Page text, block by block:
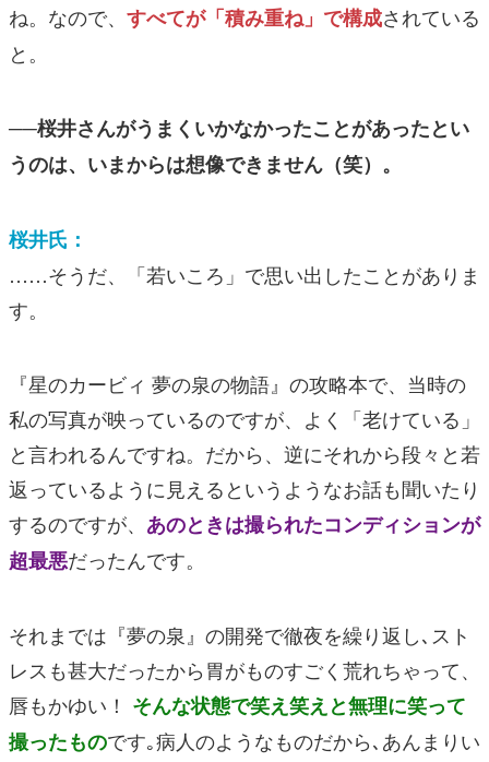
ね。なので、 すべてが「積み重ね」で構成されている
と。
──桜井さんがうまくいかなかったことがあったとい
うのは、いまからは想像できません（笑）。
桜井氏：
……そうだ、「若いころ」で思い出したことがありま
す。
『星のカービィ 夢の泉の物語』 の攻略本で、当時の
私の写真が映っているのですが、よく「老けている」
と言われるんですね。だから、逆にそれから段々と若
返っているように見えるというようなお話も聞いたり
するのですが、 あのときは撮られたコンディションが
超最悪だったんです。
それまでは 『夢の泉』 の開発で徹夜を繰り返し､スト
レスも甚大だったから胃がものすごく荒れちゃって、
唇もかゆい！ そんな状態で笑え笑えと無理に笑って
撮ったものです｡病人のようなものだから､あんまりい